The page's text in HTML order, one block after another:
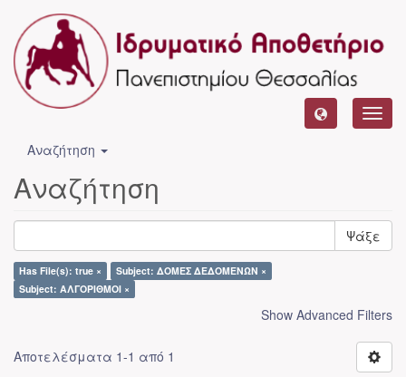
Αναζήτηση
Αναζήτηση
Ψάξε
Has File(s): true ×
Subject: ΔΟΜΕΣ ΔΕΔΟΜΕΝΩΝ ×
Subject: ΑΛΓΟΡΙΘΜΟΙ ×
Show Advanced Filters
Αποτελέσματα 1-1 από 1